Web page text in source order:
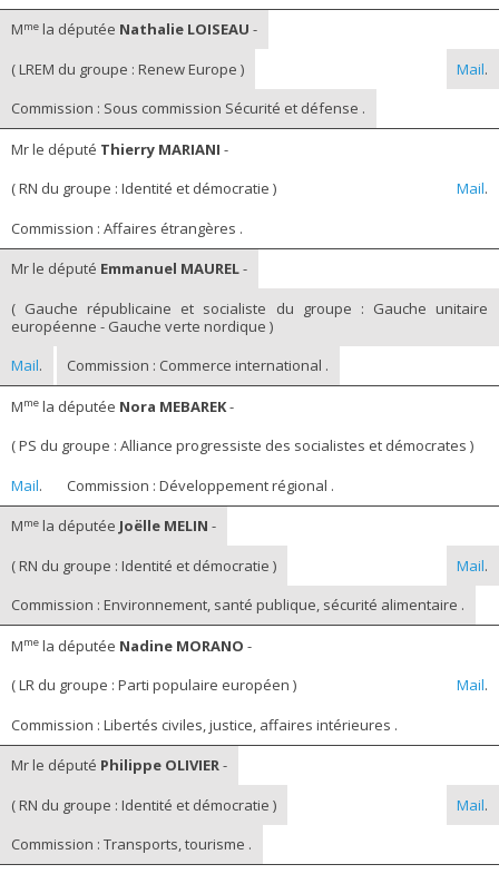
Mmela députée Nathalie LOISEAU -
( LREM du groupe : Renew Europe )
Mail.
Commission : Sous commission Sécurité et défense .
Mr le député Thierry MARIANI -
( RN du groupe : Identité et démocratie )
Mail.
Commission : Affaires étrangères .
Mr le député Emmanuel MAUREL-
( Gauche républicaine et socialiste du groupe : Gauche unitaire
européenne - Gauche verte nordique )
Mail. Commission : Commerce international .
Mmela députée Nora MEBAREK-
( PS du groupe : Alliance progressiste des socialistes et démocrates )
Mail. Commission : Développement régional .
Mmela députée Joëlle MELIN -
( RN du groupe : Identité et démocratie )
Mail.
Commission : Environnement, santé publique, sécurité alimentaire .
Mmela députée Nadine MORANO -
( LR du groupe : Parti populaire européen )
Mail.
Commission : Libertés civiles, justice, affaires intérieures .
Mr le député Philippe OLIVIER-
( RN du groupe : Identité et démocratie )
Mail.
Commission : Transports, tourisme .